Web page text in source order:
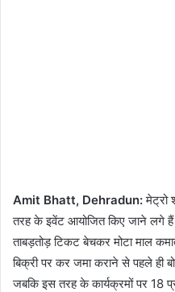
Amit Bhatt, Dehradun:मेट्रो
तरह के इवेंट आयोजित किए जाने लगे
ताबड़तोड़ टिकट बेचकर मोटा माल
बिक्री पर कर जमा कराने से पहले ही
जबकि इस तरह के कार्यक्रमों पर 18